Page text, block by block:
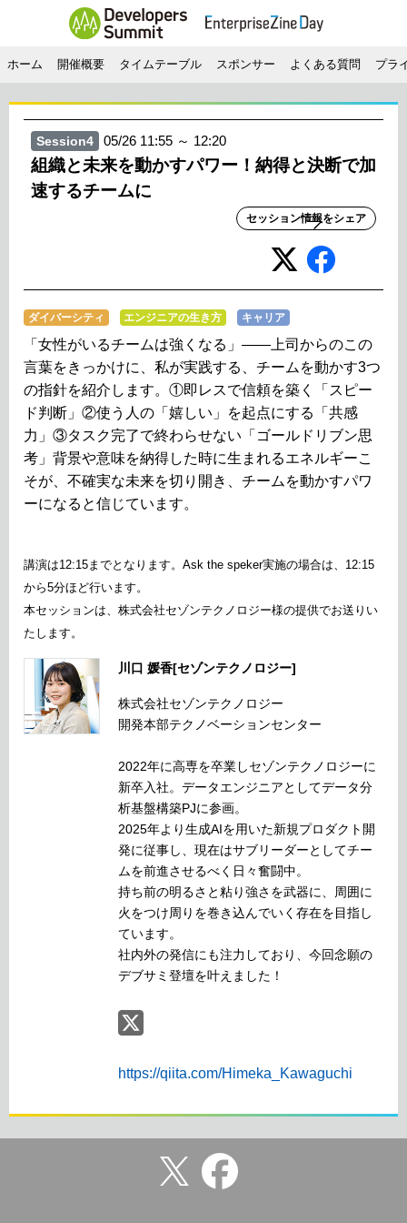
ホーム 開催概要 タイムテーブル スポンサー よくある質問 プラ
Session4 05/26 11:55 ～ 12:20
組織と未来を動かすパワー！納得と決断で加
速するチームに
セッション情報をシェア
ダイバーシティ エンジニアの生き方 キャリア
「女性がいるチームは強くなる」――上司からのこの
言葉をきっかけに、私が実践する、チームを動かす3つ
の指針を紹介します。①即レスで信頼を築く「スピー
ド判断」②使う人の「嬉しい」を起点にする「共感
力」③タスク完了で終わらせない「ゴールドリブン思
考」背景や意味を納得した時に生まれるエネルギーこ
そが、不確実な未来を切り開き、チームを動かすパワ
ーになると信じています。
講演は12:15までとなります。Ask the speker実施の場合は、12:15
から5分ほど行います。
本セッションは、株式会社セゾンテクノロジー様の提供でお送りい
たします。
川口 媛香[セゾンテクノロジー]
株式会社セゾンテクノロジー
開発本部テクノベーションセンター
2022年に高専を卒業しセゾンテクノロジーに
新卒入社。データエンジニアとしてデータ分
析基盤構築PJに参画。
2025年より生成AIを用いた新規プロダクト開
発に従事し、現在はサブリーダーとしてチー
ムを前進させるべく日々奮闘中。
持ち前の明るさと粘り強さを武器に、周囲に
火をつけ周りを巻き込んでいく存在を目指し
ています。
社内外の発信にも注力しており、今回念願の
デブサミ登壇を叶えました！
https://qiita.com/Himeka_Kawaguchi